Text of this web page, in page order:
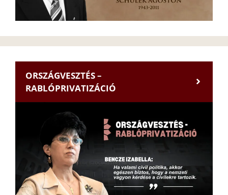
ORSZÁGVESZTÉS –
RABLÓPRIVATIZÁCIÓ